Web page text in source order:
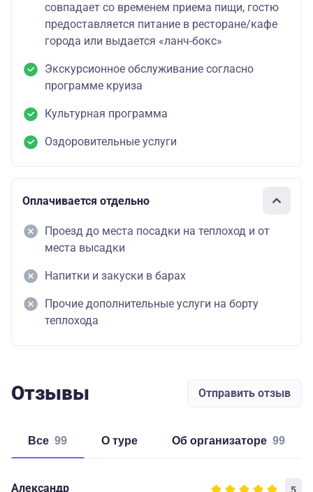
совпадает со временем приема пищи, гостю
предоставляется питание в ресторане/кафе
города или выдается «ланч-бокс»
Экскурсионное обслуживание согласно
программе круиза
Культурная программа
Оздоровительные услуги
Оплачивается отдельно
Проезд до места посадки на теплоход и от
места высадки
Напитки и закуски в барах
Прочие дополнительные услуги на борту
теплохода
Отзывы Отправить отзыв
Все 99 о туре об организаторе 99
Александр